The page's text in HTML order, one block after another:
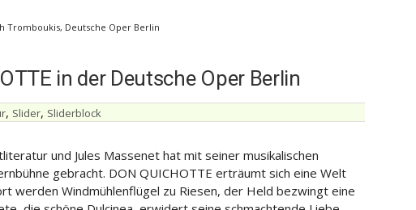
Tromboukis, Deutsche Oper Berlin
in der Deutsche Oper Berlin
, Slider, Sliderblock
und Jules Massenet hat mit seiner musikalischen
gebracht. DON QUICHOTTE erträumt sich eine Welt
werden Windmühlenflügel zu Riesen, der Held bezwingt eine